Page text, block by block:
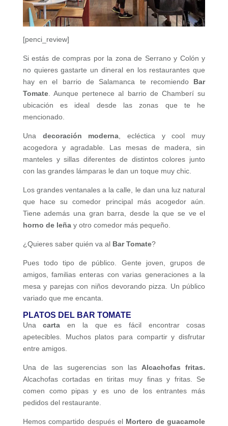
[penci_review]
Si estás de compras por la zona de Serrano y Colón y
no quieres gastarte un dineral en los restaurantes que
hay en el barrio de Salamanca te recomiendo Bar
Tomate. Aunque pertenece al barrio de Chamberí su
ubicación es ideal desde las zonas que te he
mencionado.
Una decoración moderna , ecléctica y cool muy
acogedora y agradable. Las mesas de madera, sin
manteles y sillas diferentes de distintos colores junto
con las grandes lámparas le dan un toque muy chic.
Los grandes ventanales a la calle, le dan una luz natural
que hace su comedor principal más acogedor aún.
Tiene además una gran barra, desde la que se ve el
horno de leñay otro comedor más pequeño.
¿Quieres saber quién va al Bar Tomate?
Pues todo tipo de público. Gente joven, grupos de
amigos, familias enteras con varias generaciones a la
mesa y parejas con niños devorando pizza. Un público
variado que me encanta.
PLATOS DEL BAR TOMATE
Unacarta en la que es fácil encontrar cosas
apetecibles. Muchos platos para compartir y disfrutar
entre amigos.
Una de las sugerencias son las Alcachofas fritas.
Alcachofas cortadas en tiritas muy finas y fritas. Se
comen como pipas y es uno de los entrantes más
pedidos del restaurante.
Hemos compartido después el Mortero de guacamole